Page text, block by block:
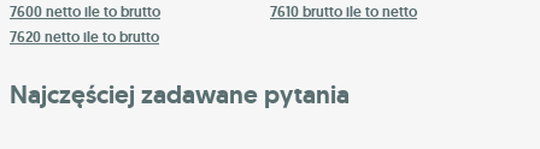
7600 netto ile to brutto
7610 brutto ile to netto
7620 netto ile to brutto
Najczęściej zadawane pytania